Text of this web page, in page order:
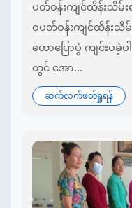
ပတ်ဝန်းကျင်ထိန်းသိမ်းရ
ဝပတ်ဝန်းကျင်ထိန်းသိ
ဟောပြောပွဲ ကျင်းပ
တွင် အော...
ဆက်လက်ဖတ်ရှုရန်